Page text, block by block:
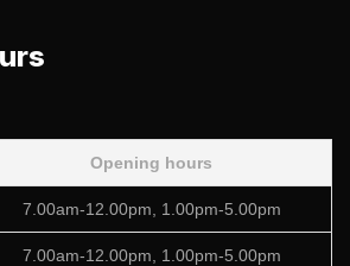
Opening hours
7.00am-12.00pm, 1.00pm-5.00pm
7.00am-12.00pm, 1.00pm-5.00pm